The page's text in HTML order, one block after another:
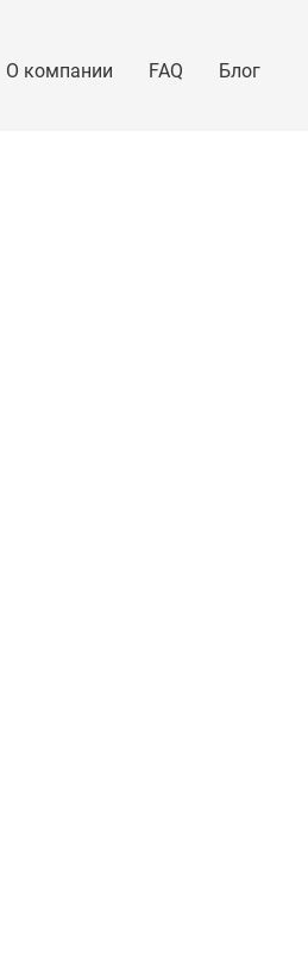
О компании FAQ Блог